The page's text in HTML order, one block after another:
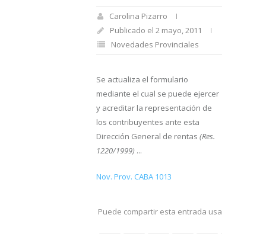
Carolina Pizarro
Publicado el 2 mayo, 2011
Novedades Provinciales
Se actualiza el formulario
mediante el cual se puede ejercer
y acreditar la representación de
los contribuyentes ante esta
Dirección General de rentas (Res.
1220/1999) ...
Nov. Prov. CABA 1013
Puede compartir esta entrada usando sus